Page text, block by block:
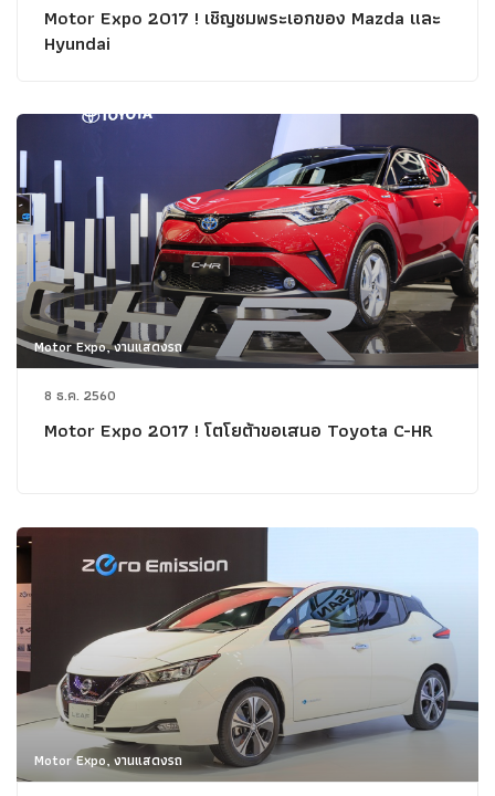
Motor Expo 2017 ! เชิญชมพระเอกของ Mazda และ
Hyundai
Motor Expo, งานแสดงรถ
8 ธ.ค. 2560
Motor Expo 2017 ! โตโยต้าขอเสนอ Toyota C-HR
Motor Expo, งานแสดงรถ